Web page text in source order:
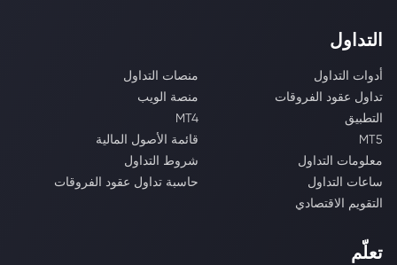
التداول
أدوات التداول
منصات التداول
تداول عقود الفروقات
منصة الويب
التطبيق
MT4
MT5
قائمة الأصول المالية
معلومات التداول
شروط التداول
ساعات التداول
حاسبة تداول عقود الفروقات
التقويم الاقتصادي
تعلّم